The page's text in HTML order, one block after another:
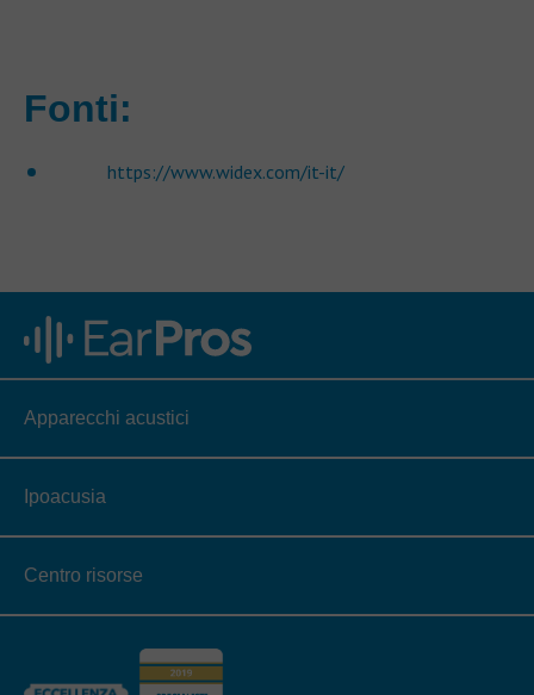
Fonti:
https://www.widex.com/it-it/
Apparecchi acustici
Ipoacusia
Centro risorse